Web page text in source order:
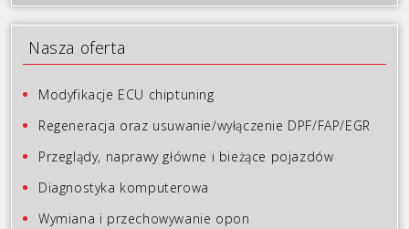
Nasza oferta
Modyfikacje ECU chiptuning
Regeneracja oraz usuwanie/wyłączenie DPF/FAP/EGR
Przeglądy, naprawy główne i bieżące pojazdów
Diagnostyka komputerowa
Wymiana i przechowywanie opon